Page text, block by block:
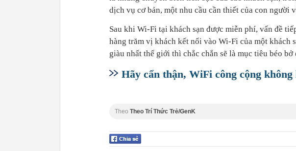
dịch vụ cơ bản, một nhu cầu cần thiết của con người
Sau khi Wi-Fi tại khách sạn được miễn phí, vấn đề
hàng trăm vị khách kết nối vào Wi-Fi của một khách
giàu nhất thế giới thì chắc chắn sẽ là mục tiêu béo bở
Hãy cẩn thận, WiFi công cộng
Theo Theo Trí Thức Trẻ/GenK